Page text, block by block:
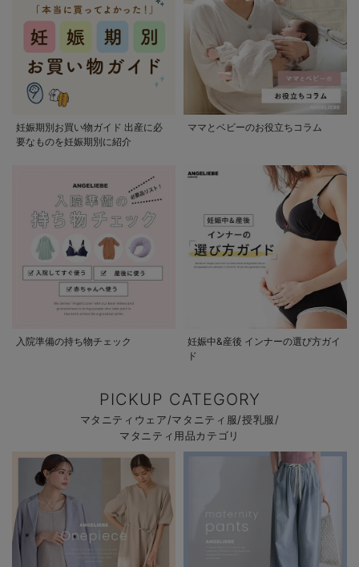
妊娠期別お買い物ガイド 出産に必
要なものを妊娠期別に紹介
ママとベビーのお役立ちコラム
入院準備の持ち物チェック
妊娠中&産後 インナーの選び方ガイ
ド
PICKUP CATEGORY
マタニティウェア/マタニティ服/授乳服/
マタニティ用品カテゴリ